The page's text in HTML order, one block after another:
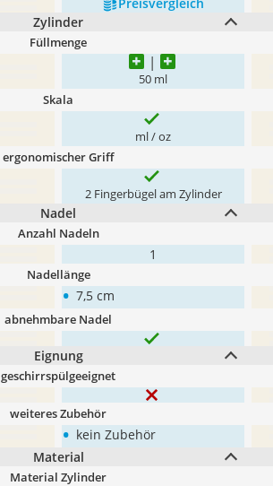
Zylinder
Füllmenge
50 ml
Skala
ml / oz
ergonomischer Griff
2 Fingerbügel am Zylinder
Nadel
Anzahl Nadeln
1
Nadellänge
• 7,5 cm
abnehmbare Nadel
Eignung
geschirrspülgeeignet
weiteres Zubehör
• kein Zubehör
Material
Material Zylinder